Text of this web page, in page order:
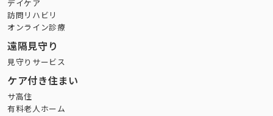
デイケア
訪問リハビリ
オンライン診療
遠隔見守り
見守りサービス
ケア付き住まい
サ高住
有料老人ホーム